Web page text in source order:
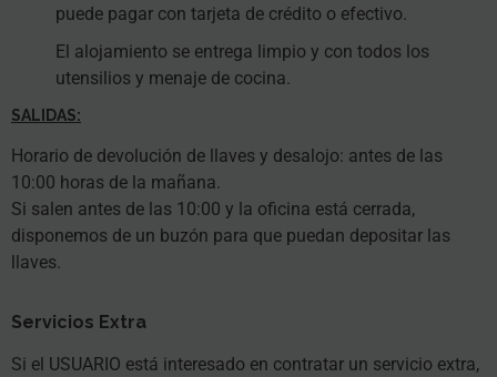
puede pagar con tarjeta de crédito o efectivo.
El alojamiento se entrega limpio y con todos los
utensilios y menaje de cocina.
SALIDAS:
Horario de devolución de llaves y desalojo: antes de las
10:00 horas de la mañana.
Si salen antes de las 10:00 y la oficina está cerrada,
disponemos de un buzón para que puedan depositar las
llaves.
Servicios Extra
Si el USUARIO está interesado en contratar un servicio extra,